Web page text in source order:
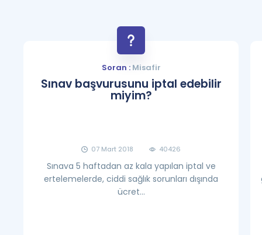
Soran :Misafir
Sınav başvurusunu iptal edebilir
miyim?
07 Mart 2018 40426
Sınava 5 haftadan az kala yapılan iptal ve
ertelemelerde, ciddi sağlık sorunları dışında
ücret...